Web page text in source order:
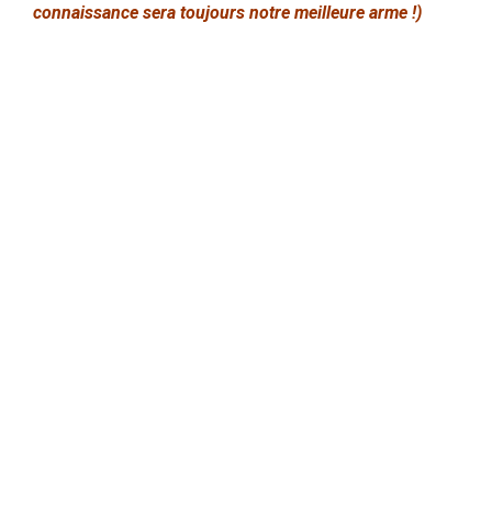
connaissance sera toujours notre meilleure arme !)